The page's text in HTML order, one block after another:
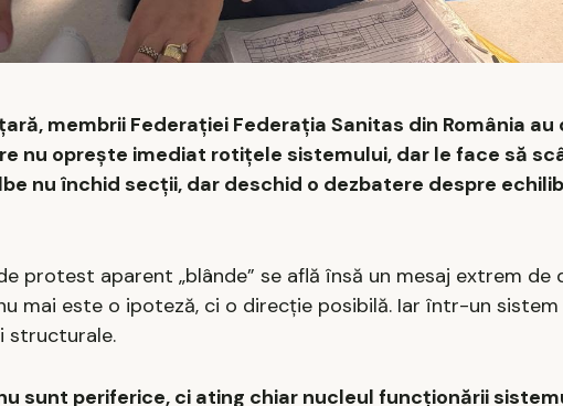
membrii Federației Federația Sanitas din România
nu oprește imediat rotițele sistemului, dar le face să
nu închid secții, dar deschid o dezbatere despre
protest aparent „blânde” se află însă un mesaj extrem de
mai este o ipoteză, ci o direcție posibilă. Iar într-un
structurale.
sunt periferice, ci ating chiar nucleul funcționării